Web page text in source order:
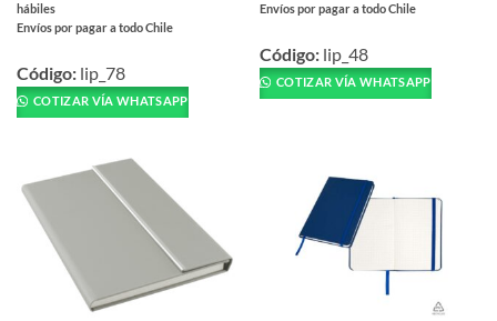
hábiles
Envíos por pagar a todo Chile
producto
tiene
múltiples
opciones
se
pueden
Código: lip_78
COTIZAR VÍA WHATSAPP
Envíos por pagar a todo Chile
producto
tiene
múltiples
pueden
Código: lip_48
COTIZAR VÍA WHATSAPP